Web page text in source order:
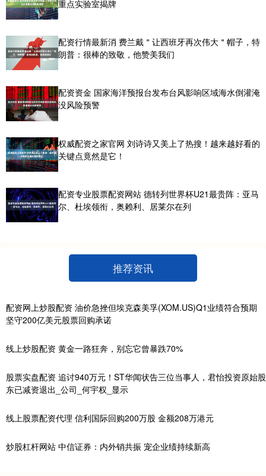
重点实验室揭牌
配资行情最新消 费兰戴＂让西班牙再次伟大＂帽子，特
朗普：很棒的致敬，他赞美我们
配资资金 国家海洋预报台发布台风影响区域海水倒灌淹
没风险预警
权威配资之家官网 刘诗诗又美上了热搜！越来越好看的
关键点竟然是它！
配资专业股票配资网站 德转列世界杯U21最贵阵：亚马
尔、杜埃领衔，奥赖利、居莱尔在列
推荐资讯
配资网上炒股配资 油价急挫但埃克森美孚(XOM.US)Q1业绩符合预期
坚守200亿美元股票回购承诺
线上炒股配资 黄金一路狂奔，别忘它曾暴跌70%
股票实盘配资 追讨940万元！ST华闻状告三位当事人，君怡投资原始股
东已减资退出_公司_何宇权_显示
线上股票配资代理 信利国际回购200万股 金额208万港元
炒股杠杆网站 中信证券：内外销共振 宠企业绩持续新高